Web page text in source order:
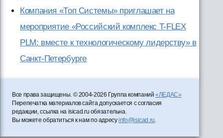
Компания «Топ Системы» приглашает на
мероприятие «Российский комплекс T-FLEX
PLM: вместе к технологическому лидерству» в
Санкт-Петербурге
Все права защищены. © 2004-2026 Группа компаний«ЛЕДАС»
Перепечатка материалов сайта допускается с согласия
редакции, ссылка на isicad.ru обязательна.
Вы можете обратиться к нам по адресуinfo@isicad.ru